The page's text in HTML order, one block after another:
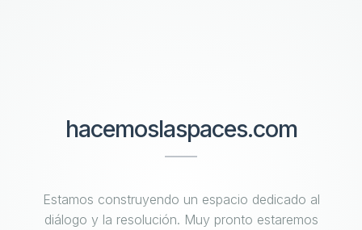
hacemoslaspaces.com
Estamos construyendo un espacio dedicado al
diálogo y la resolución. Muy pronto estaremos